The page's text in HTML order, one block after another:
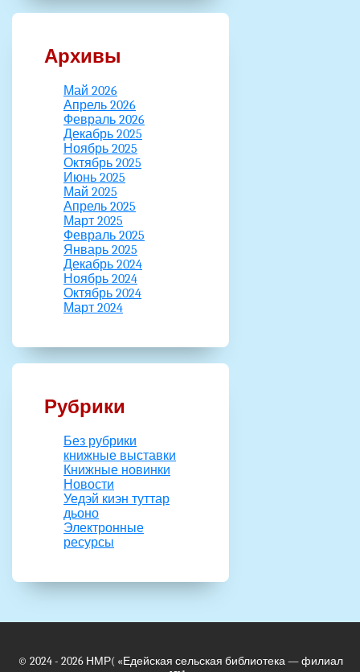
Архивы
Май 2026
Апрель 2026
Февраль 2026
Декабрь 2025
Ноябрь 2025
Октябрь 2025
Июнь 2025
Май 2025
Апрель 2025
Март 2025
Февраль 2025
Январь 2025
Декабрь 2024
Ноябрь 2024
Октябрь 2024
Март 2024
Рубрики
Без рубрики
книжные выставки
Книжные новинки
Новости
Уедэй киэн туттар
дьоно
Электронные
ресурсы
© 2024 - 2026 НМР(«Едейская сельская библиотека — филиал